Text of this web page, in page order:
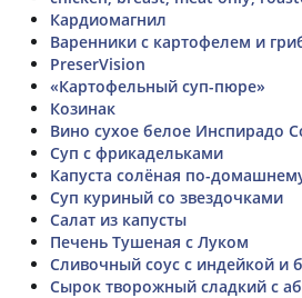
Кардиомагнил
Варенники с картофелем и
PreserVision
«Картофельный суп-пюре»
Козинак
Вино сухое белое Инспирадо
Суп с фрикадельками
Капуста солёная по-
Суп куриный со звездочками
Салат из капусты
Печень Тушеная с Луком
Сливочный соус с индейкой и
Сырок творожный сладкий с